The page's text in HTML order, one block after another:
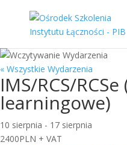
« Wszystkie Wydarzenia
IMS/RCS/
learningowe)
10 sierpnia - 17 sierpnia
2400PLN + VAT